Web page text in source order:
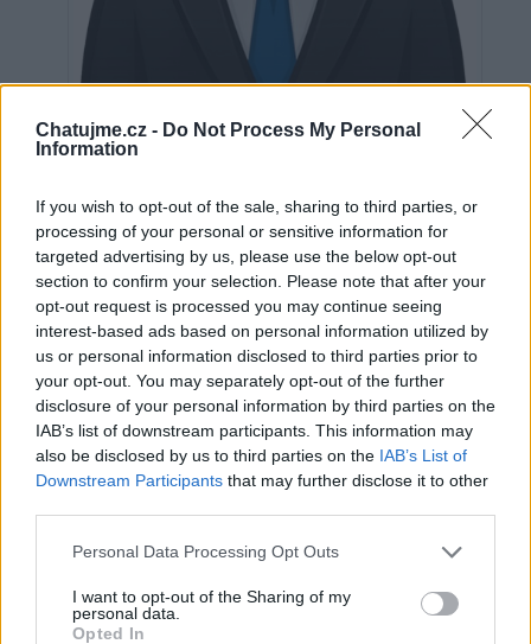
Chatujme.cz - Do Not Process My Personal
Information
If you wish to opt-out of the sale, sharing to third parties, or
processing of your personal or sensitive information for
targeted advertising by us, please use the below opt-out
section to confirm your selection. Please note that after your
opt-out request is processed you may continue seeing
interest-based ads based on personal information utilized by
us or personal information disclosed to third parties prior to
your opt-out. You may separately opt-out of the further
disclosure of your personal information by third parties on the
IAB’s list of downstream participants. This information may
also be disclosed by us to third parties on the IAB’s List of
Downstream Participants that may further disclose it to other
Personal Data Processing Opt Outs
I want to opt-out of the Sharing of my
personal data.
Opted In
Neověřeno
0 uživatelům se líbí
Věk: 48
Kontakt
Napsat uživateli vzkaz
Informace o profilu a chatu
Online: Není nikde online
Prochatováno: 0.00 hod.